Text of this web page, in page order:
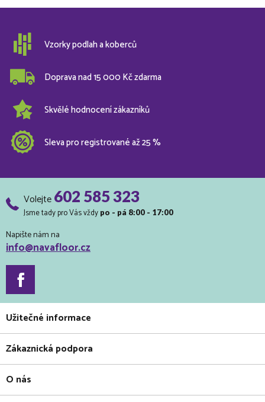
Vzorky podlah a koberců
Doprava nad 15 000 Kč zdarma
Skvělé hodnocení zákazníků
Sleva pro registrované až 25 %
Volejte602 585 323
Jsme tady pro Vás vždy po - pá 8:00 - 17:00
Napište nám na
info@navafloor.cz
Užitečné informace
Zákaznická podpora
O nás